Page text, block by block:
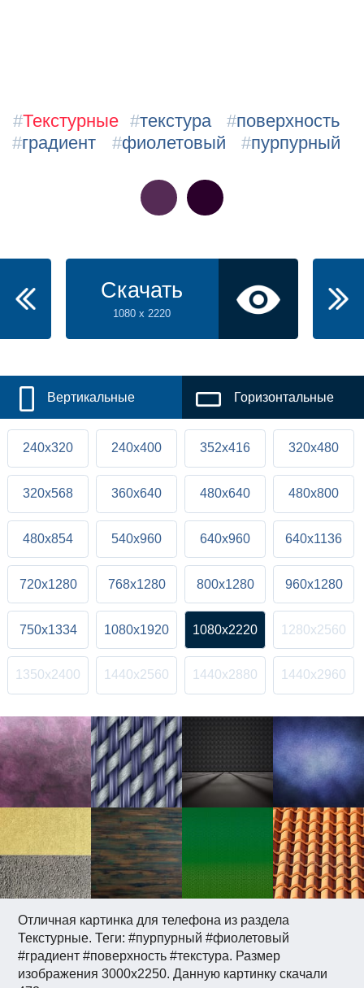
Отличная картинка для телефона из раздела
Текстурные. Теги: #пурпурный #фиолетовый
#градиент #поверхность #текстура. Размер
изображения 3000x2250. Данную картинку скачали
#Текстурные #текстура #поверхность
#градиент #фиолетовый #пурпурный
Скачать
1080 x 2220
Вертикальные Горизонтальные
240x320 240x400 352x416 320x480
320x568 360x640 480x640 480x800
480x854 540x960 640x960 640x1136
720x1280 768x1280 800x1280 960x1280
750x1334 1080x1920 1080x2220 1280x2560
1350x2400 1440x2560 1440x2880 1440x2960